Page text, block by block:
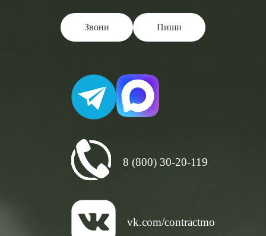
Звони Пиши
8 (800) 30-20-119
vk.com/contractmo